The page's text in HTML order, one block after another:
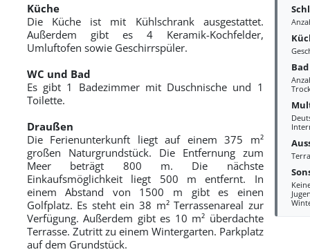
Bad
Küche
Die Küche ist mit Kühlschrank ausgestattet.
Außerdem gibt es 4 Keramik-Kochfelder,
Umluftofen sowie Geschirrspüler.
WC und Bad
Es gibt 1 Badezimmer mit Duschnische und 1
Toilette.
Draußen
Die Ferienunterkunft liegt auf einem 375 m²
großen Naturgrundstück. Die Entfernung zum
Meer beträgt 800 m. Die nächste
Einkaufsmöglichkeit liegt 500 m entfernt. In
einem Abstand von 1500 m gibt es einen
Golfplatz. Es steht ein 38 m² Terrassenareal zur
Verfügung. Außerdem gibt es 10 m² überdachte
Terrasse. Zutritt zu einem Wintergarten. Parkplatz
auf dem Grundstück.